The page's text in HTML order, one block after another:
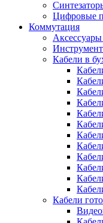
Цифровые
Коммутация
Аксессуары
Кабели в
Кабели